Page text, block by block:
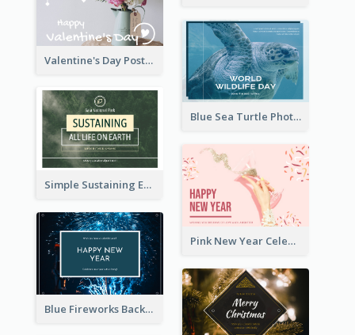
Valentine's Day Postcard With Simple Decoration
Blue Sea Turtle Photo World Wildlife Day Post Card
Simple Sustaining Environment Postcard Design
Pink New Year Celebration Postcard
Blue Fireworks Background New Year Postcard